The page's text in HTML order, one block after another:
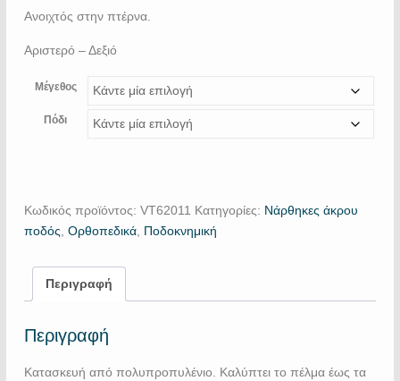
Ανοιχτός στην πτέρνα.
Αριστερό – Δεξιό
Μέγεθος
Πόδι
Κωδικός προϊόντος: VT62011 Κατηγορίες: Νάρθηκες άκρου
ποδός Ορθοπεδικά, Ποδοκνημική
Περιγραφή
Περιγραφή
Κατασκευή από πολυπροπυλένιο. Καλύπτει το πέλμα έως τα